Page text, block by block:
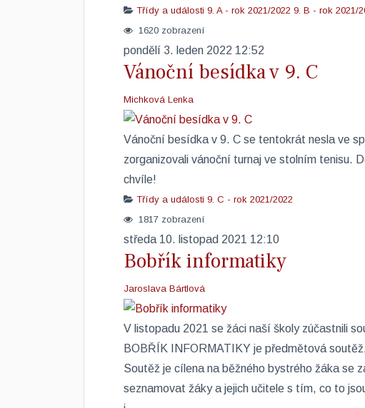
Třídy a události 9. A - rok 2021/2022 9. B - rok 2021/
1620 zobrazení
pondělí 3. leden 2022 12:52
Vánoční besídka v 9. C
Michková Lenka
​Vánoční besídka v 9. C se tentokrát nesla ve
zorganizovali vánoční turnaj ve stolním tenisu.
chvíle!
Třídy a události 9. C - rok 2021/2022
1817 zobrazení
středa 10. listopad 2021 12:10
Bobřík informatiky
Jaroslava Bártlová
​V listopadu 2021 se žáci naší školy zúčastnili
BOBŘÍK INFORMATIKY je předmětová
Soutěž je cílena na běžného bystrého žáka se
seznamovat žáky a jejich učitele s tím, co to